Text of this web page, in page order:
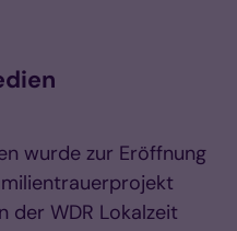
wurde zur Eröffnung
der WDR Lokalzeit